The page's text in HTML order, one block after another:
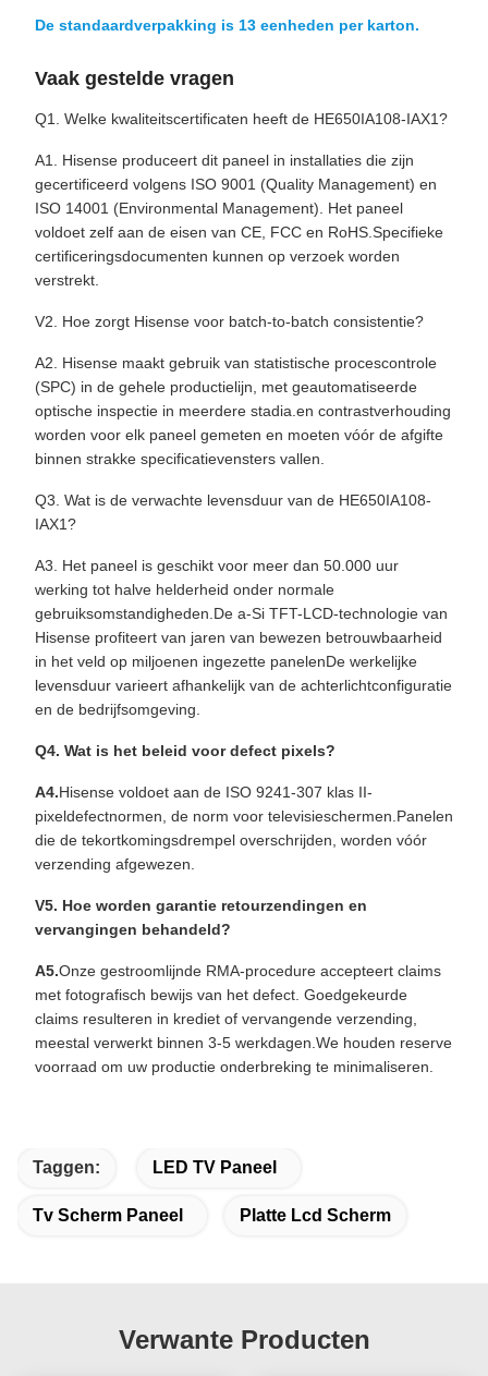
De standaardverpakking is 13 eenheden per karton.
Vaak gestelde vragen
Q1. Welke kwaliteitscertificaten heeft de HE650IA108-IAX1?
A1. Hisense produceert dit paneel in installaties die zijn
gecertificeerd volgens ISO 9001 (Quality Management) en
ISO 14001 (Environmental Management). Het paneel
voldoet zelf aan de eisen van CE, FCC en RoHS.Specifieke
certificeringsdocumenten kunnen op verzoek worden
verstrekt.
V2. Hoe zorgt Hisense voor batch-to-batch consistentie?
A2. Hisense maakt gebruik van statistische procescontrole
(SPC) in de gehele productielijn, met geautomatiseerde
optische inspectie in meerdere stadia.en contrastverhouding
worden voor elk paneel gemeten en moeten vóór de afgifte
binnen strakke specificatievensters vallen.
Q3. Wat is de verwachte levensduur van de HE650IA108-
IAX1?
A3. Het paneel is geschikt voor meer dan 50.000 uur
werking tot halve helderheid onder normale
gebruiksomstandigheden.De a-Si TFT-LCD-technologie van
Hisense profiteert van jaren van bewezen betrouwbaarheid
in het veld op miljoenen ingezette panelenDe werkelijke
levensduur varieert afhankelijk van de achterlichtconfiguratie
en de bedrijfsomgeving.
Q4. Wat is het beleid voor defect pixels?
A4.Hisense voldoet aan de ISO 9241-307 klas II-
pixeldefectnormen, de norm voor televisieschermen.Panelen
die de tekortkomingsdrempel overschrijden, worden vóór
verzending afgewezen.
V5. Hoe worden garantie retourzendingen en
vervangingen behandeld?
A5.Onze gestroomlijnde RMA-procedure accepteert claims
met fotografisch bewijs van het defect. Goedgekeurde
claims resulteren in krediet of vervangende verzending,
meestal verwerkt binnen 3-5 werkdagen.We houden reserve
voorraad om uw productie onderbreking te minimaliseren.
Taggen: LED TV Paneel
Tv Scherm Paneel Platte Lcd Scherm
Verwante Producten